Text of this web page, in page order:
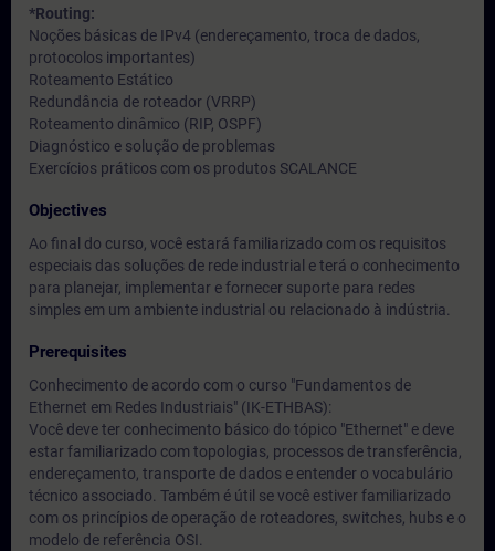
*Routing:
Noções básicas de IPv4 (endereçamento, troca de dados,
protocolos importantes)
Roteamento Estático
Redundância de roteador (VRRP)
Roteamento dinâmico (RIP, OSPF)
Diagnóstico e solução de problemas
Exercícios práticos com os produtos SCALANCE
Objectives
Ao final do curso, você estará familiarizado com os requisitos
especiais das soluções de rede industrial e terá o conhecimento
para planejar, implementar e fornecer suporte para redes
simples em um ambiente industrial ou relacionado à indústria.
Prerequisites
Conhecimento de acordo com o curso "Fundamentos de
Ethernet em Redes Industriais" (IK-ETHBAS):
Você deve ter conhecimento básico do tópico "Ethernet" e deve
estar familiarizado com topologias, processos de transferência,
endereçamento, transporte de dados e entender o vocabulário
técnico associado. Também é útil se você estiver familiarizado
com os princípios de operação de roteadores, switches, hubs e o
modelo de referência OSI.